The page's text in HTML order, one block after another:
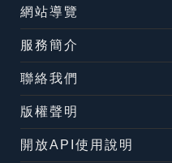
網站導覽
服務簡介
聯絡我們
版權聲明
開放API使用說明